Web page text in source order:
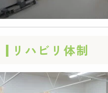
リハビリ体制